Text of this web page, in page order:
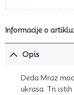
Informacije o artiklu:
Opis
Deda Mraz
ukrasa. Tri